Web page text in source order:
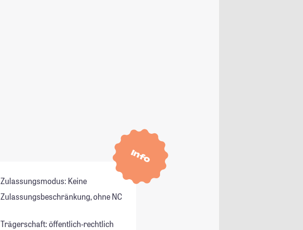
Info
Zulassungsmodus: Keine
Zulassungsbeschränkung, ohne NC
Trägerschaft: öffentlich-rechtlich